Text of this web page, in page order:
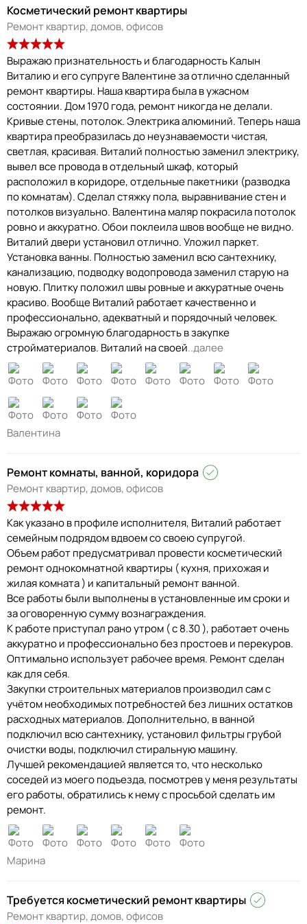
Косметический ремонт квартиры
Ремонт квартир, домов, офисов
Выражаю признательность и благодарность Калын
Виталию и его супруге Валентине за отлично сделанный
ремонт квартиры. Наша квартира была в ужасном
состоянии. Дом 1970 года, ремонт никогда не делали.
Кривые стены, потолок. Электрика алюминий. Теперь наша
квартира преобразилась до неузнаваемости чистая,
светлая, красивая. Виталий полностью заменил электрику,
вывел все провода в отдельный шкаф, который
расположил в коридоре, отдельные пакетники (разводка
по комнатам). Сделал стяжку пола, выравнивание стен и
потолков визуально. Валентина маляр покрасила потолок
ровно и аккуратно. Обои поклеила швов вообще не видно.
Виталий двери установил отлично. Уложил паркет.
Установка ванны. Полностью заменил всю сантехнику,
канализацию, подводку водопровода заменил старую на
новую. Плитку положил швы ровные и аккуратные очень
красиво. Вообще Виталий работает качественно и
профессионально, адекватный и порядочный человек.
Выражаю огромную благодарность в закупке
стройматериалов. Виталий на своей..далее
Валентина
Ремонт комнаты, ванной, коридора
Ремонт квартир, домов, офисов
Как указано в профиле исполнителя, Виталий работает
семейным подрядом вдвоем со своею супругой.
Объем работ предусматривал провести косметический
ремонт однокомнатной квартиры ( кухня, прихожая и
жилая комната ) и капитальный ремонт ванной.
Все работы были выполнены в установленные им сроки и
за оговоренную сумму вознаграждения.
К работе приступал рано утром ( с 8.30 ), работает очень
аккуратно и профессионально без простоев и перекуров.
Оптимально использует рабочее время. Ремонт сделан
как для себя.
Закупки строительных материалов производил сам с
учётом необходимых потребностей без лишних остатков
расходных материалов. Дополнительно, в ванной
подключил всю сантехнику, установил фильтры грубой
очистки воды, подключил стиральную машину.
Лучшей рекомендацией является то, что несколько
соседей из моего подъезда, посмотрев у меня результаты
его работы, обратились к нему с просьбой сделать им
ремонт.
Марина
Требуется косметический ремонт квартиры
Ремонт квартир, домов, офисов